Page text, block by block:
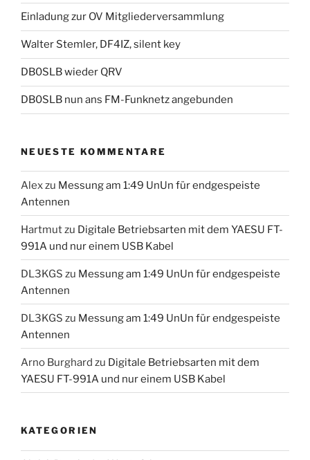
Einladung zur OV Mitgliederversammlung
Walter Stemler, DF4IZ, silent key
DB0SLB wieder QRV
DB0SLB nun ans FM-Funknetz angebunden
NEUESTE KOMMENTARE
Alexzu Messung am 1:49 UnUn für endgespeiste
Antennen
Hartmutzu Digitale Betriebsarten mit dem YAESU FT-
991A und nur einem USB Kabel
DL3KGS zu Messung am 1:49 UnUn für endgespeiste
Antennen
DL3KGS zu Messung am 1:49 UnUn für endgespeiste
Antennen
Arno Burghard zu Digitale Betriebsarten mit dem
YAESU FT-991A und nur einem USB Kabel
KATEGORIEN